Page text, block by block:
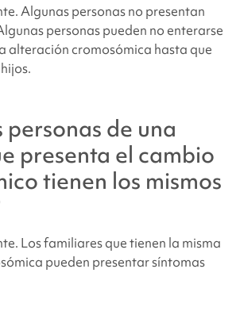
Algunas personas no presentan
personas pueden no enterarse
alteración cromosómica hasta que
personas de una
presenta el cambio
tienen los mismos
Los familiares que tienen la misma
pueden presentar síntomas